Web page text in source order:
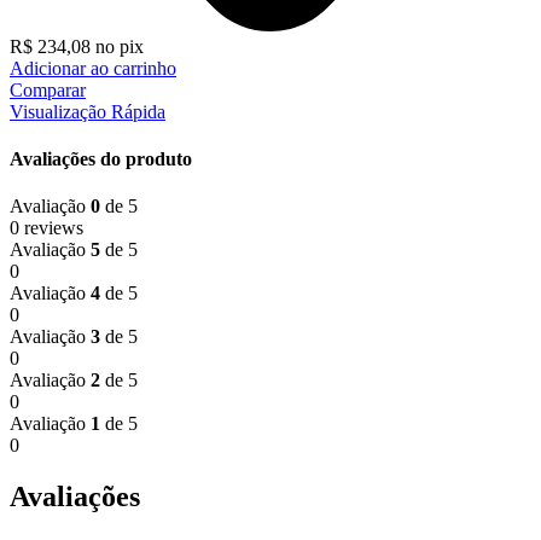
R$ 234,08 no pix
Adicionar ao carrinho
Comparar
Visualização Rápida
Avaliações do produto
Avaliação 0 de 5
0 reviews
Avaliação 5 de 5
0
Avaliação 4 de 5
0
Avaliação 3 de 5
0
Avaliação 2 de 5
0
Avaliação 1 de 5
0
Avaliações